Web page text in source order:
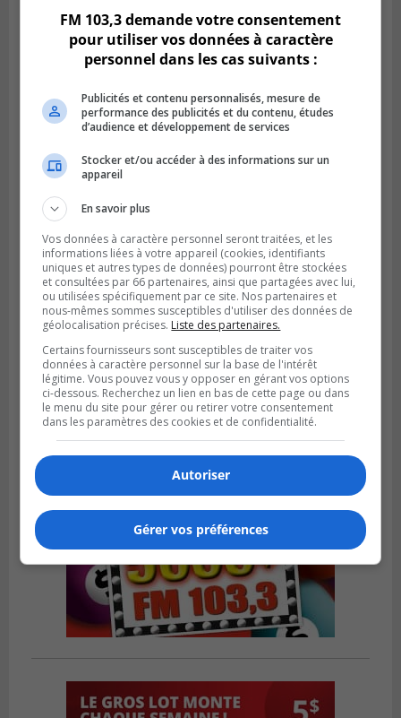
Publié le 2 août 2026 à 23h04
Rappel de quatre produits alimentaires à
Brossard
GREENFIELD PARK
Publié le 31 juillet 2026 à 16h45
Des firmes de Longueuil vont participer
aux méga-travaux de l’hôpital Charles-
Le Moyne
FM 103,3 demande votre consentement
pour utiliser vos données à caractère
personnel dans les cas suivants :
Publicités et contenu personnalisés, mesure de
performance des publicités et du contenu, études
d’audience et développement de services
Stocker et/ou accéder à des informations sur un
appareil
En savoir plus
Vos données à caractère personnel seront traitées, et les
informations liées à votre appareil (cookies, identifiants
uniques et autres types de données) pourront être stockées
et consultées par 66 partenaires, ainsi que partagées avec lui,
ou utilisées spécifiquement par ce site. Nos partenaires et
nous-mêmes sommes susceptibles d'utiliser des données de
géolocalisation précises. Liste des partenaires.
Certains fournisseurs sont susceptibles de traiter vos
données à caractère personnel sur la base de l'intérêt
légitime. Vous pouvez vous y opposer en gérant vos options
ci-dessous. Recherchez un lien en bas de cette page ou dans
le menu du site pour gérer ou retirer votre consentement
dans les paramètres des cookies et de confidentialité.
Autoriser
Gérer vos préférences